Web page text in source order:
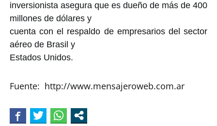
inversionista asegura que es dueño de más de 400
millones de dólares y
cuenta con el respaldo de empresarios del sector
aéreo de Brasil y
Estados Unidos.
Fuente: http://www.mensajeroweb.com.ar